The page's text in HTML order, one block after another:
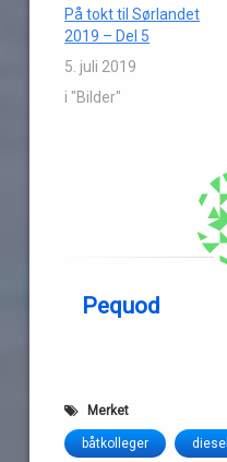
På tokt til Sørlandet
2019 – Del 5
5. juli 2019
i "Bilder"
Pequod
Merket
båtkolleger diesel